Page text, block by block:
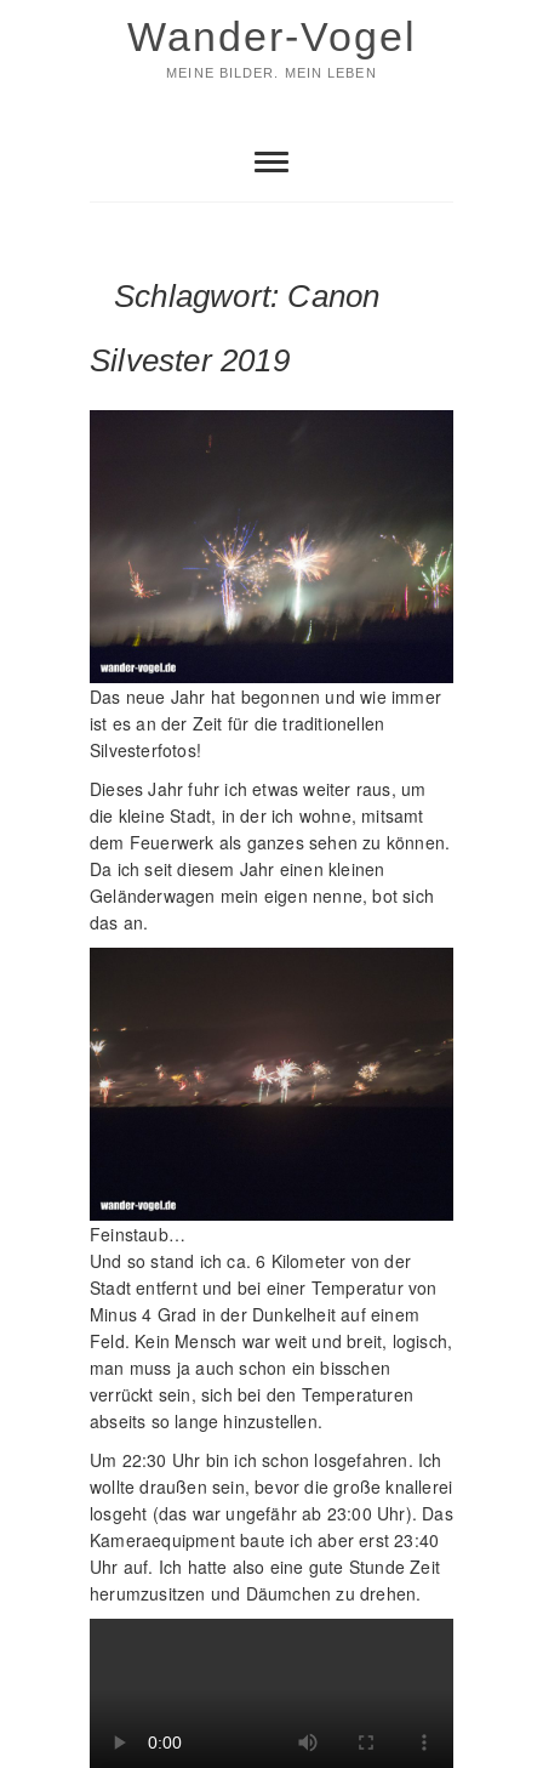
Wander-Vogel
MEINE BILDER. MEIN LEBEN
Schlagwort: Canon
Silvester 2019
Das neue Jahr hat begonnen und wie immer
ist es an der Zeit für die traditionellen
Silvesterfotos!
Dieses Jahr fuhr ich etwas weiter raus, um
die kleine Stadt, in der ich wohne, mitsamt
dem Feuerwerk als ganzes sehen zu können.
Da ich seit diesem Jahr einen kleinen
Geländerwagen mein eigen nenne, bot sich
das an.
Feinstaub…
Und so stand ich ca. 6 Kilometer von der
Stadt entfernt und bei einer Temperatur von
Minus 4 Grad in der Dunkelheit auf einem
Feld. Kein Mensch war weit und breit, logisch,
man muss ja auch schon ein bisschen
verrückt sein, sich bei den Temperaturen
abseits so lange hinzustellen.
Um 22:30 Uhr bin ich schon losgefahren. Ich
wollte draußen sein, bevor die große knallerei
losgeht (das war ungefähr ab 23:00 Uhr). Das
Kameraequipment baute ich aber erst 23:40
Uhr auf. Ich hatte also eine gute Stunde Zeit
herumzusitzen und Däumchen zu drehen.